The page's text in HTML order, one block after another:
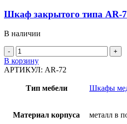
Шкаф закрытого типа AR-
В наличии
Количество
товара
Шкаф
типа
В корзину
АРТИКУЛ: AR-72
Тип мебели Шкафы
Материал корпуса металл в